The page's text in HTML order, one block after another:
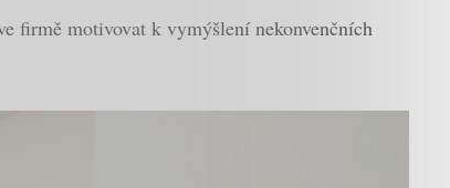
firmě motivovat k vymýšlení nekonvenčních